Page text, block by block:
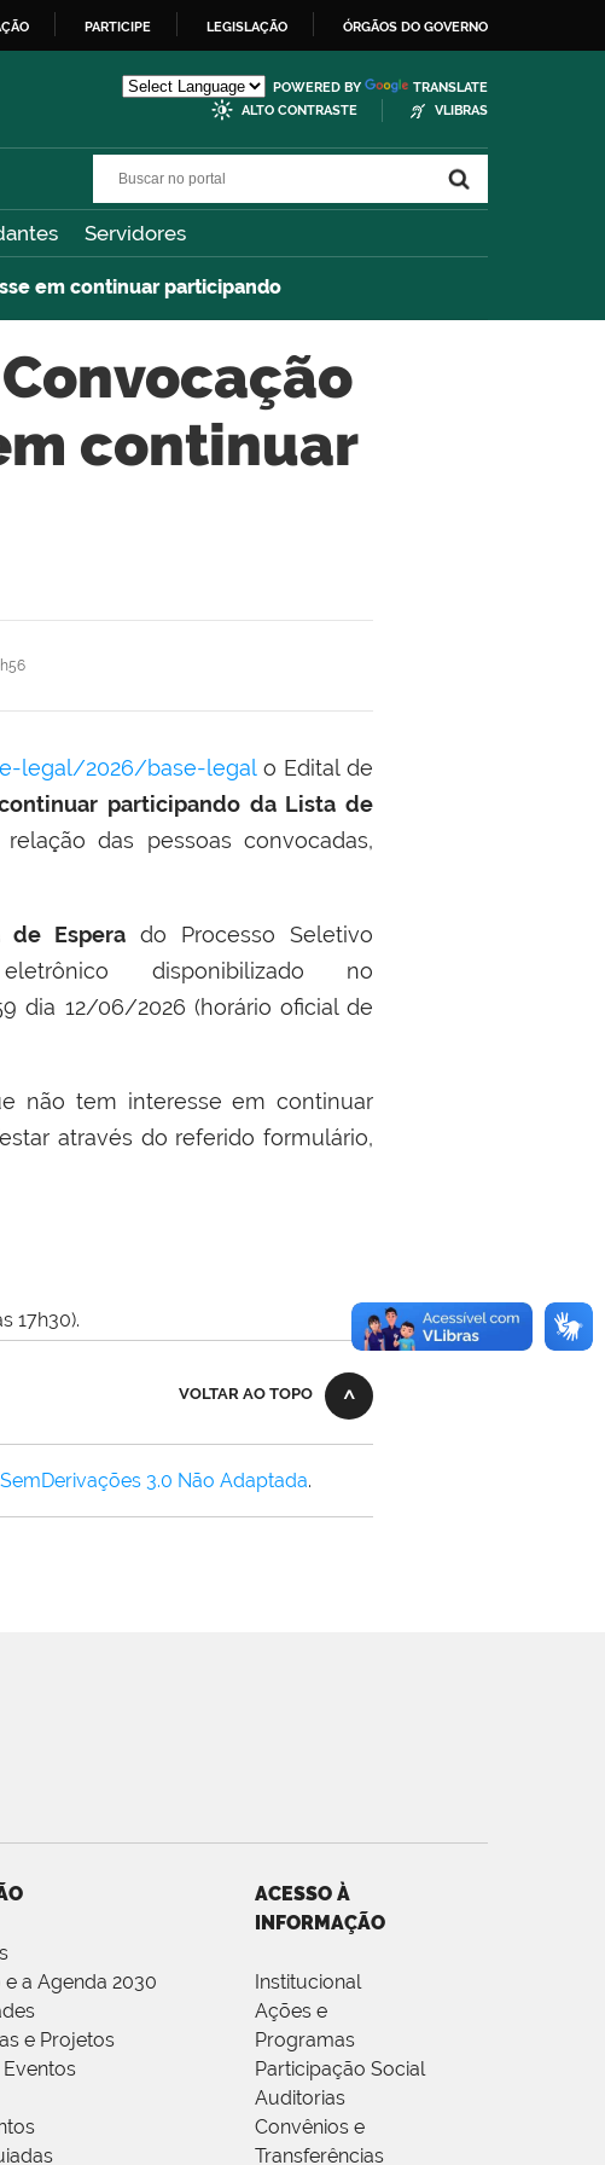
PARTICIPE LEGISLAÇÃO ÓRGÃOS DO GOVERNO
POWERED BY
TRANSLATE
ALTO CONTRASTE
VLIBRAS
Servidores
em continuar participando
continuar
legal/2026/base-legalo Edital de
participando da Lista de
das pessoas convocadas,
de Espera do Processo Seletivo
disponibilizado no
dia 12/06/2026 (horário oficial de
não tem interesse em continuar
através do referido formulário,
17h30).
VOLTAR AO TOPO
3.0 Não Adaptada.
e a Agenda 2030
e Projetos
ACESSO À
INFORMAÇÃO
Institucional
Ações e
Programas
Participação Social
Auditorias
Convênios e
Transferências